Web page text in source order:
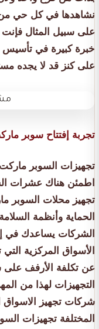
نشاهدها في كل حي من
على سبيل المثال
خبرة كبيرة في تأسيس
على كنز قد لا يجده
تجربة إفتتاح سوبر
تجهيزات السوبر
اطمئن هناك عشرات
تجهيز محلات السوبر
الحماية وأنظمة
الشركات يساعدك في
الأسواق المركزية
عن تكلفة الأرفف على
التجهيزات لهذا من
شركات تجهيز الاسواق
المختلفة تجهيزات